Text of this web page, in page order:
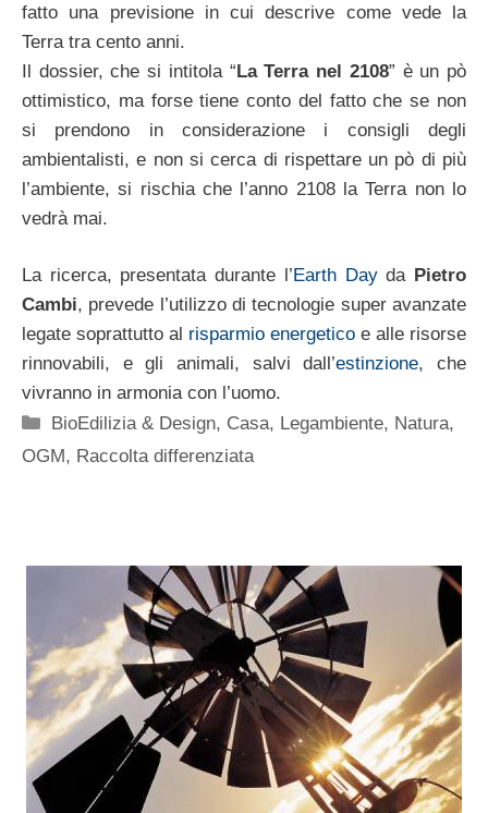
fatto una previsione in cui descrive come vede la
Terra tra cento anni.
Il dossier, che si intitola “La Terra nel 2108” è un pò
ottimistico, ma forse tiene conto del fatto che se non
si prendono in considerazione i consigli degli
ambientalisti, e non si cerca di rispettare un pò di più
l’ambiente, si rischia che l’anno 2108 la Terra non lo
vedrà mai.
La ricerca, presentata durante l’Earth Dayda Pietro
Cambi, prevede l’utilizzo di tecnologie super avanzate
legate soprattutto al risparmio energetico e alle risorse
rinnovabili, e gli animali, salvi dall’estinzione, che
vivranno in armonia con l’uomo.
Categorie
BioEdilizia & Design, Casa, Legambiente, Natura,
OGM, Raccolta differenziata